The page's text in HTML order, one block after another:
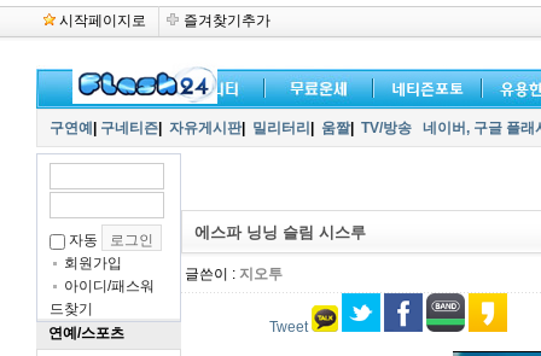
시작페이지로 즐겨찾기추가
구연예 구네티즌 자유게시판| 밀리터리 움짤| TV/방송 네이버, 구글 플
자동
회원가입
아이디/패스워
드찾기
연예/스포츠
에스파 닝닝 슬림 시스루
글쓴이 : 지오투
Tweet